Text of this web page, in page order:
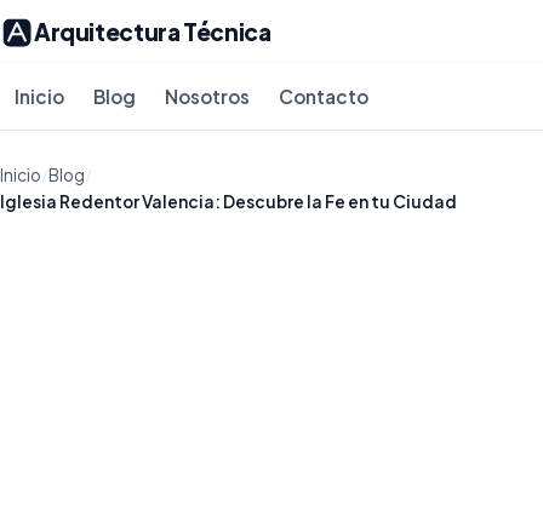
Arquitectura Técnica
Inicio Blog Nosotros Contacto
Inicio/Blog/
Iglesia Redentor Valencia: Descubre la Fe en tu Ciudad